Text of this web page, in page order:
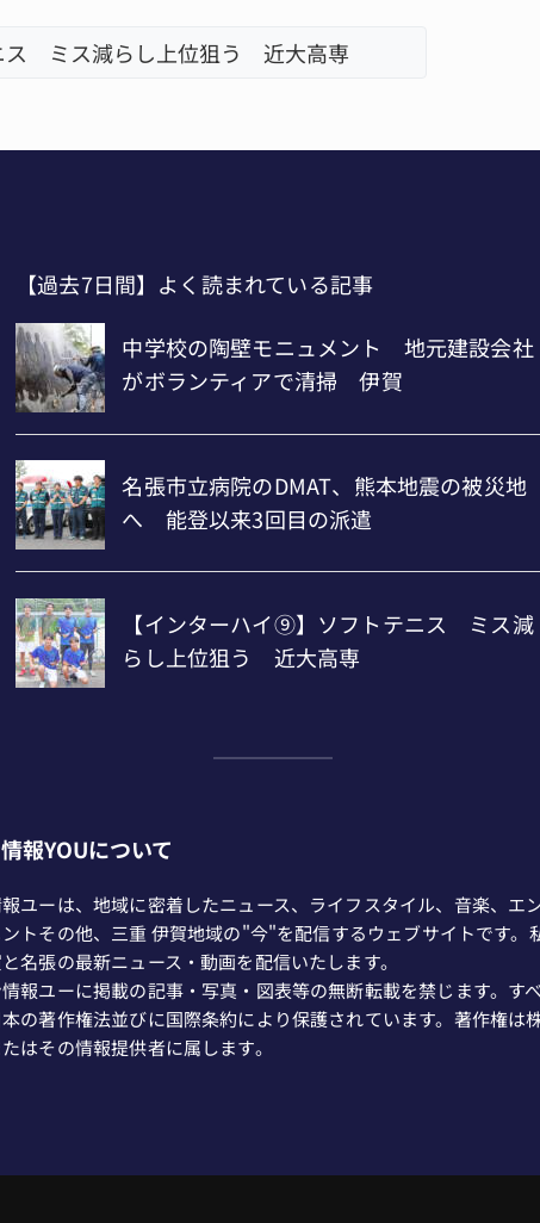
ス ミス減らし上位狙う 近大高専
【過去7日間】よく読まれている記事
報YOUについて
ユーは、地域に密着したニュース、ライフスタイル、音楽、エ
トその他、三重 伊賀地域の"今"を配信するウェブサイトです。
名張の最新ニュース・動画を配信いたします。
報ユーに掲載の記事・写真・図表等の無断転載を禁じます。すべ
の著作権法並びに国際条約により保護されています。著作権は
はその情報提供者に属します。